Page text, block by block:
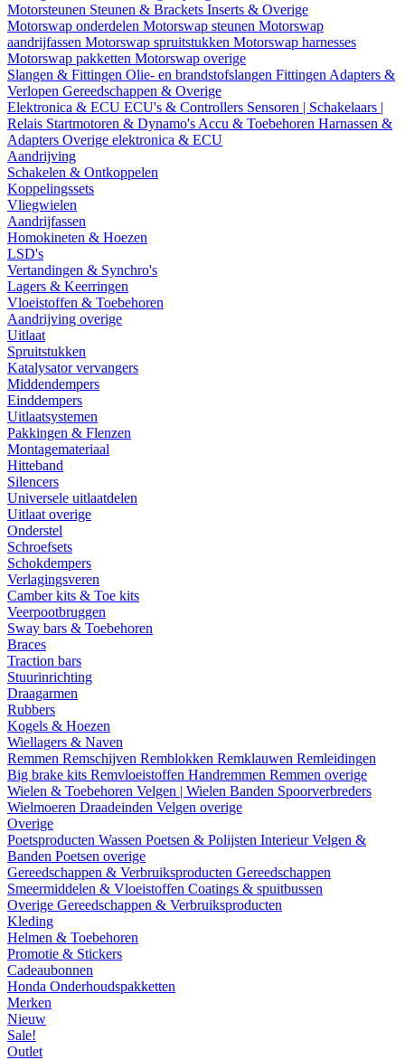
Motorsteunen Steunen & Brackets Inserts & Overige
Motorswap onderdelen Motorswap steunen Motorswap
aandrijfassen Motorswap spruitstukken Motorswap harnesses
Motorswap pakketten Motorswap overige
Slangen & Fittingen Olie- en brandstofslangen Fittingen Adapters &
Verlopen Gereedschappen & Overige
Elektronica & ECU ECU's & Controllers Sensoren | Schakelaars |
Relais Startmotoren & Dynamo's Accu & Toebehoren Harnassen &
Adapters Overige elektronica & ECU
Aandrijving
Schakelen & Ontkoppelen
Koppelingssets
Vliegwielen
Aandrijfassen
Homokineten & Hoezen
LSD's
Vertandingen & Synchro's
Lagers & Keerringen
Vloeistoffen & Toebehoren
Aandrijving overige
Uitlaat
Spruitstukken
Katalysator vervangers
Middendempers
Einddempers
Uitlaatsystemen
Pakkingen & Flenzen
Montagemateriaal
Hitteband
Silencers
Universele uitlaatdelen
Uitlaat overige
Onderstel
Schroefsets
Schokdempers
Verlagingsveren
Camber kits & Toe kits
Veerpootbruggen
Sway bars & Toebehoren
Braces
Traction bars
Stuurinrichting
Draagarmen
Rubbers
Kogels & Hoezen
Wiellagers & Naven
Remmen Remschijven Remblokken Remklauwen Remleidingen
Big brake kits Remvloeistoffen Handremmen Remmen overige
Wielen & Toebehoren Velgen | Wielen Banden Spoorverbreders
Wielmoeren Draadeinden Velgen overige
Overige
Poetsproducten Wassen Poetsen & Polijsten InterieurVelgen &
Banden Poetsen overige
Gereedschappen & Verbruiksproducten Gereedschappen
Smeermiddelen & Vloeistoffen Coatings & spuitbussen
Overige Gereedschappen & Verbruiksproducten
Kleding
Helmen & Toebehoren
Promotie & Stickers
Cadeaubonnen
Honda Onderhoudspakketten
Merken
Nieuw
Sale!
Outlet